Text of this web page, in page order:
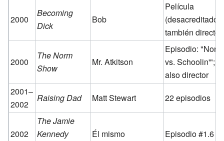
2000
Becoming
Dick
Bob
Película
(desacreditado);
también director
2000
The Norm
Show
Mr. Atkitson
Episodio: "Norm
vs. Schoolin'";
also director
2001–
2002
Raising Dad Matt Stewart 22 episodios
2002
The Jamie
Kennedy
Él mismo Episodio #1.6